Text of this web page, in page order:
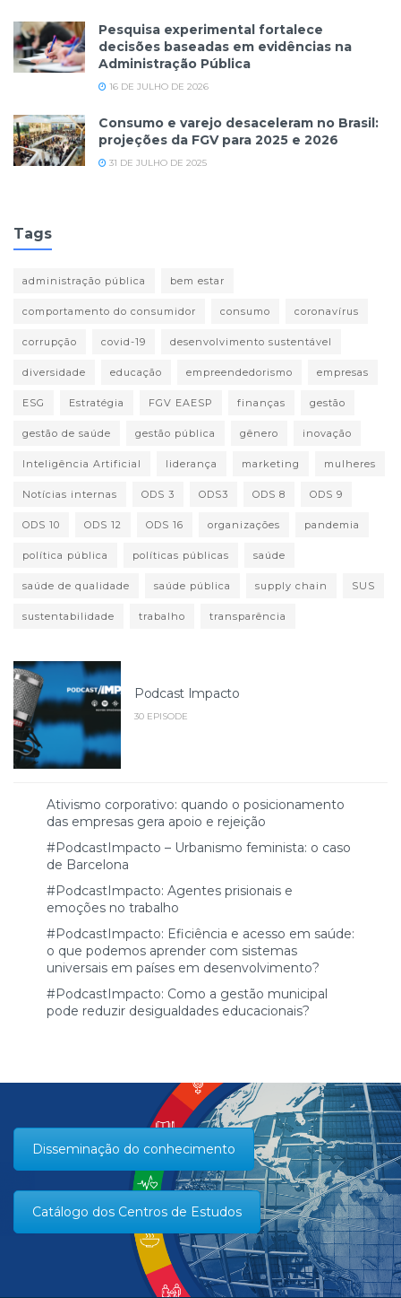
Pesquisa experimental fortalece
decisões baseadas em evidências na
Administração Pública
16 DE JULHO DE 2026
Consumo e varejo desaceleram no Brasil:
projeções da FGV para 2025 e 2026
31 DE JULHO DE 2025
Tags
administração pública bem estar
comportamento do consumidor consumo coronavírus
corrupção covid-19 desenvolvimento sustentável
diversidade educação empreendedorismo empresas
ESG Estratégia FGV EAESP finanças gestão
gestão de saúde gestão pública gênero inovação
Inteligência Artificial liderança marketing mulheres
Notícias internas ODS 3 ODS3 ODS 8 ODS 9
ODS 10 ODS 12 ODS 16 organizações pandemia
política pública políticas públicas saúde
saúde de qualidade saúde pública supply chain SUS
sustentabilidade trabalho transparência
Podcast Impacto
30 EPISODE
Ativismo corporativo: quando o posicionamento
das empresas gera apoio e rejeição
#PodcastImpacto – Urbanismo feminista: o caso
de Barcelona
#PodcastImpacto: Agentes prisionais e
emoções no trabalho
#PodcastImpacto: Eficiência e acesso em saúde:
o que podemos aprender com sistemas
universais em países em desenvolvimento?
#PodcastImpacto: Como a gestão municipal
pode reduzir desigualdades educacionais?
Disseminação do conhecimento
Catálogo dos Centros de Estudos